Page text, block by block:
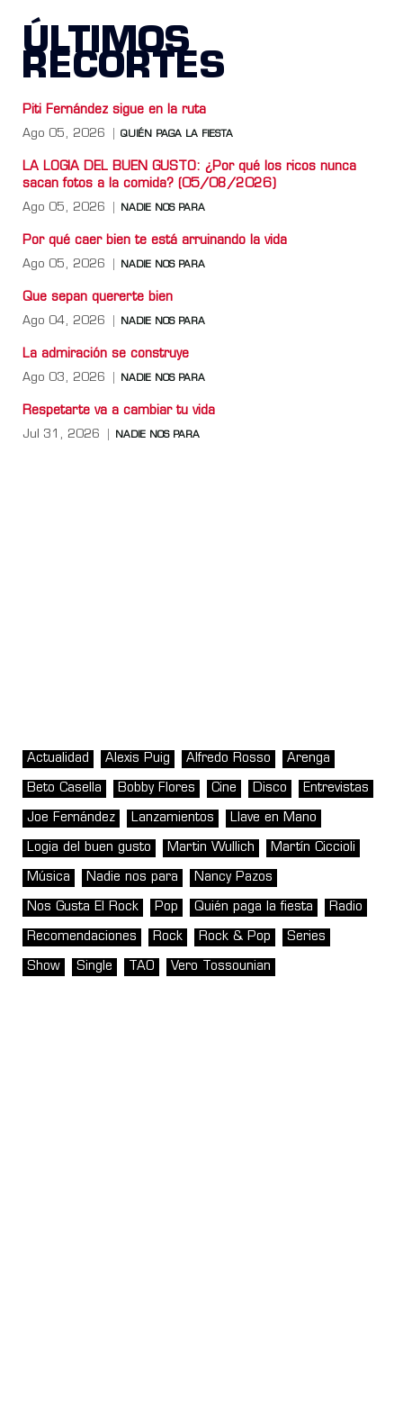
ÚLTIMOS
RECORTES
Piti Fernández sigue en la ruta
Ago 05, 2026 QUIÉN PAGA LA FIESTA
LA LOGIA DEL BUEN GUSTO: ¿Por qué los ricos nunca
sacan fotos a la comida? (05/08/2026)
Ago 05, 2026 NADIE NOS PARA
Por qué caer bien te está arruinando la vida
Ago 05, 2026 NADIE NOS PARA
Que sepan quererte bien
Ago 04, 2026 NADIE NOS PARA
La admiración se construye
Ago 03, 2026 NADIE NOS PARA
Respetarte va a cambiar tu vida
Jul 31, 2026 NADIE NOS PARA
Actualidad Alexis Puig Alfredo Rosso Arenga
Beto Casella Bobby Flores Cine Disco Entrevistas
Joe Fernández Lanzamientos Llave en Mano
Logia del buen gusto Martin Wullich Martín Ciccioli
Música Nadie nos para Nancy Pazos
Nos Gusta El Rock Pop Quién paga la fiesta Radio
Recomendaciones Rock Rock & Pop Series
Show Single TAO Vero Tossounian